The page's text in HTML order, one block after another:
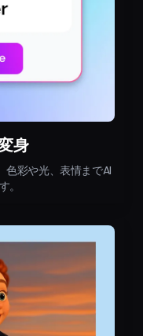
身
色彩や光、表情までAI
。